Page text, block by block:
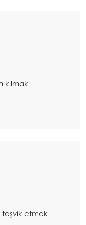
kılmak
teşvik etmek